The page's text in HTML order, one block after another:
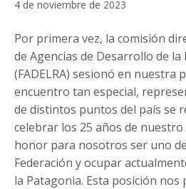
4 de noviembre de 2023
marzo
de
2024
Por primera vez, la comisión
de Agencias de Desarrollo de
(FADELRA) sesionó en nuestra
encuentro tan especial,
de distintos puntos del país se
celebrar los 25 años de
honor para nosotros ser uno
Federación y ocupar
la Patagonia. Esta posición